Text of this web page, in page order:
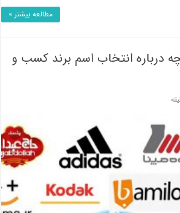
مطالعه بیشتر »
درباره انتخاب اسم برند کسب و